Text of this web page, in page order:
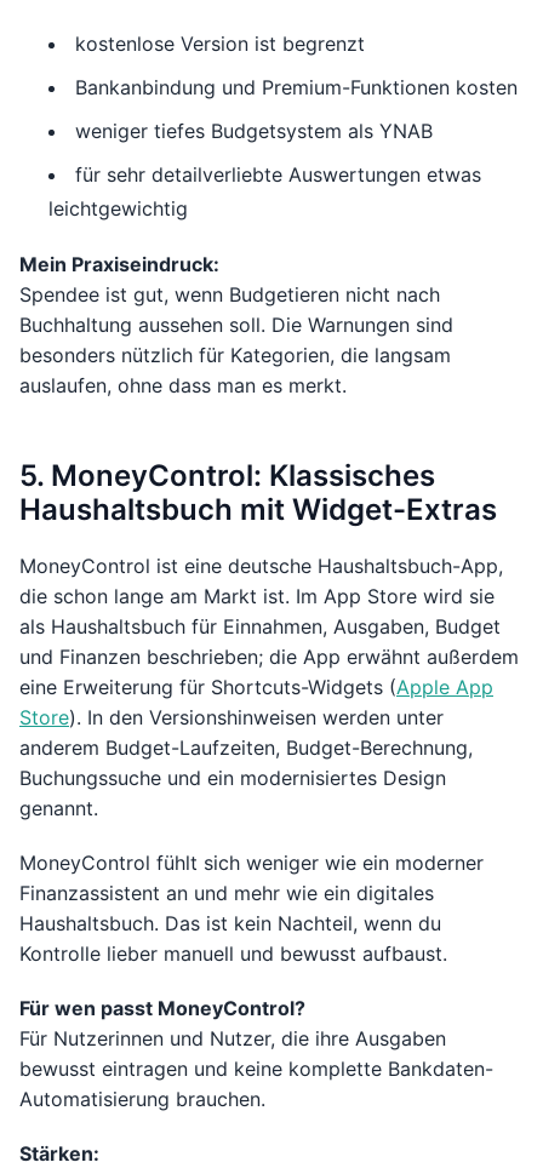
kostenlose Version ist begrenzt
Bankanbindung und Premium-Funktionen kosten
weniger tiefes Budgetsystem als YNAB
für sehr detailverliebte Auswertungen etwas
leichtgewichtig
Mein Praxiseindruck:
Spendee ist gut, wenn Budgetieren nicht nach
Buchhaltung aussehen soll. Die Warnungen sind
besonders nützlich für Kategorien, die langsam
auslaufen, ohne dass man es merkt.
5. MoneyControl: Klassisches
Haushaltsbuch mit Widget-Extras
MoneyControl ist eine deutsche Haushaltsbuch-App,
die schon lange am Markt ist. Im App Store wird sie
als Haushaltsbuch für Einnahmen, Ausgaben, Budget
und Finanzen beschrieben; die App erwähnt außerdem
eine Erweiterung für Shortcuts-Widgets (Apple App
Store). In den Versionshinweisen werden unter
anderem Budget-Laufzeiten, Budget-Berechnung,
Buchungssuche und ein modernisiertes Design
genannt.
MoneyControl fühlt sich weniger wie ein moderner
Finanzassistent an und mehr wie ein digitales
Haushaltsbuch. Das ist kein Nachteil, wenn du
Kontrolle lieber manuell und bewusst aufbaust.
Für wen passt MoneyControl?
Für Nutzerinnen und Nutzer, die ihre Ausgaben
bewusst eintragen und keine komplette Bankdaten-
Automatisierung brauchen.
Stärken: